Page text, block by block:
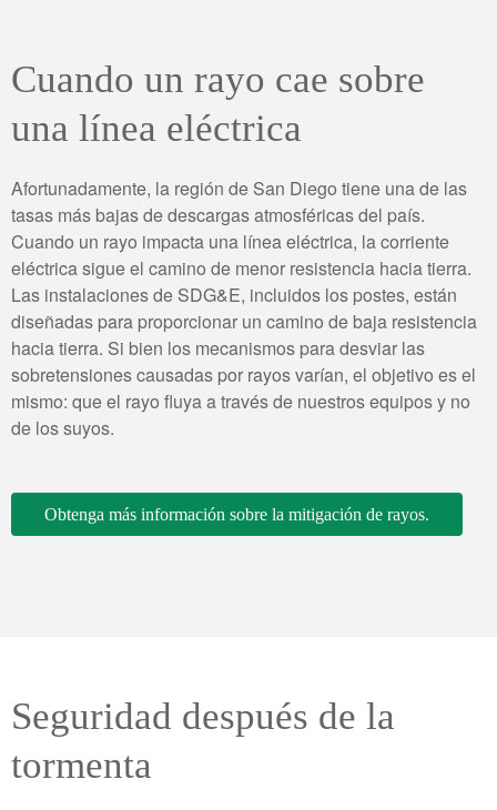
Cuando un rayo cae sobre
una línea eléctrica
Afortunadamente, la región de San Diego tiene una de las
tasas más bajas de descargas atmosféricas del país.
Cuando un rayo impacta una línea eléctrica, la corriente
eléctrica sigue el camino de menor resistencia hacia tierra.
Las instalaciones de SDG&E, incluidos los postes, están
diseñadas para proporcionar un camino de baja resistencia
hacia tierra. Si bien los mecanismos para desviar las
sobretensiones causadas por rayos varían, el objetivo es el
mismo: que el rayo fluya a través de nuestros equipos y no
de los suyos.
Obtenga más información sobre la mitigación de rayos.
Seguridad después de la
tormenta